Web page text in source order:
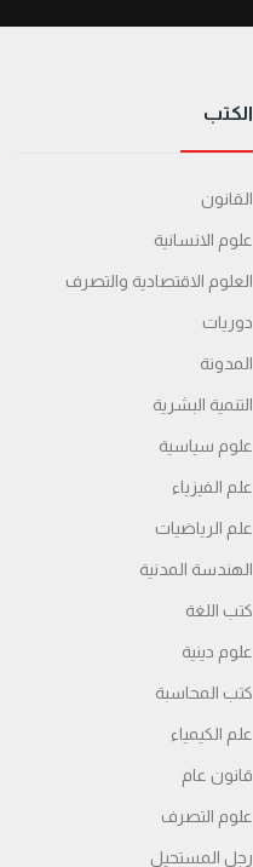
الكتب
القانون
علوم الانسانية
العلوم الاقتصادية والتصرف
دوريات
المدونة
التنمية البشرية
علوم سياسية
علم الفيزياء
علم الرياضيات
الهندسة المدنية
كتب اللغة
علوم دينية
كتب المحاسبة
علم الكيمياء
قانون عام
علوم التصرف
رجل المستحيل